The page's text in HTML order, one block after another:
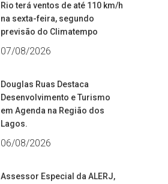
Rio terá ventos de até 110 km/h
na sexta-feira, segundo
previsão do Climatempo
07/08/2026
Douglas Ruas Destaca
Desenvolvimento e Turismo
em Agenda na Região dos
Lagos.
06/08/2026
Assessor Especial da ALERJ,